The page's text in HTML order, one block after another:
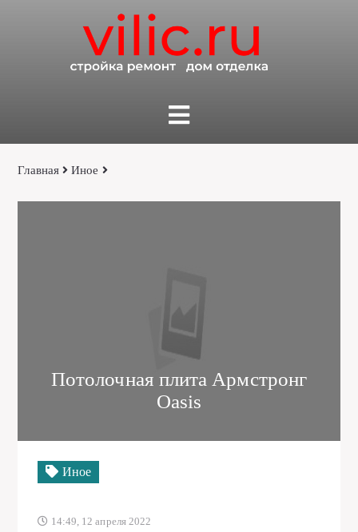
Главная Иное
Потолочная плита Армстронг
Oasis
Иное
14:49, 12 апреля 2022